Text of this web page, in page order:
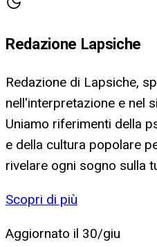
Redazione Lapsiche
Redazione di Lapsiche,
nell'interpretazione e nel
Uniamo riferimenti della
e della cultura popolare
rivelare ogni sogno sulla
Scopri di più
Aggiornato il 30/giu